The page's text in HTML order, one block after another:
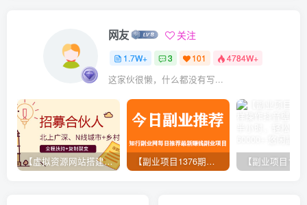
网友 关注
1.7W+ 3 101 4784W+
这家伙很懒，什么都没有写...
【虚拟资源网站搭建服务】加盟本站系统，做一个和本站一样的独立网站，躺赚的项目 【副业项目1376期】龟课最新闲鱼项目玩法实战教程_全新升级月收益几千到几万